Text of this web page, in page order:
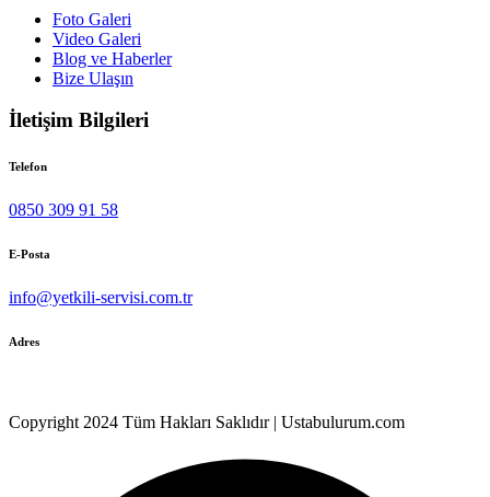
Foto Galeri
Video Galeri
Blog ve Haberler
Bize Ulaşın
İletişim Bilgileri
Telefon
0850 309 91 58
E-Posta
info@yetkili-servisi.com.tr
Adres
Copyright 2024 Tüm Hakları Saklıdır | Ustabulurum.com